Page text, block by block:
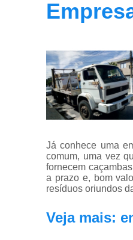
Já conhece uma
comum, uma vez
fornecem
a prazo e, bom
resíduos oriundos
Veja mais: